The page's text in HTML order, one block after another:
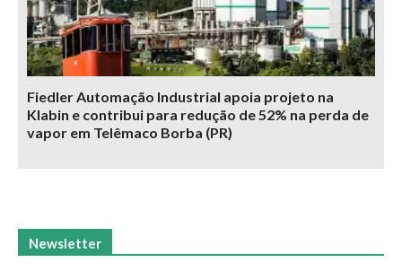
Fiedler Automação Industrial apoia projeto na
Klabin e contribui para redução de 52% na perda de
vapor em Telêmaco Borba (PR)
Newsletter